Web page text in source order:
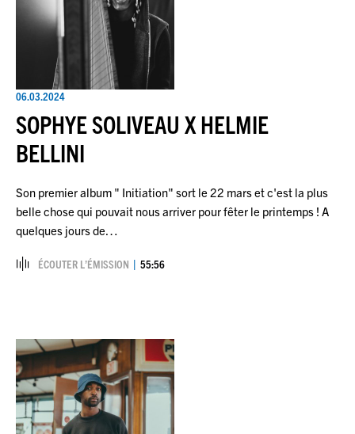
06.03.2024
SOPHYE SOLIVEAU X HELMIE
BELLINI
Son premier album " Initiation" sort le 22 mars et c'est la plus
belle chose qui pouvait nous arriver pour fêter le printemps ! A
quelques jours de…
ÉCOUTER L’ÉMISSION 55:56